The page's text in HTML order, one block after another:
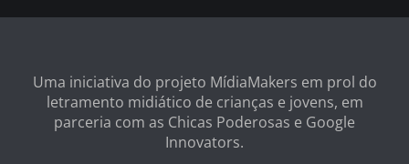
Uma iniciativa do projeto MídiaMakers em prol do
letramento midiático de crianças e jovens, em
parceria com as Chicas Poderosas e Google
Innovators.